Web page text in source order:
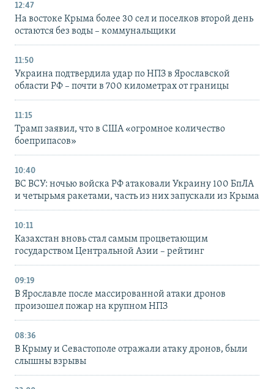
12:47
На востоке Крыма более 30 сел и поселков второй день
остаются без воды – коммунальщики
11:50
Украина подтвердила удар по НПЗ в Ярославской
области РФ – почти в 700 километрах от границы
11:15
Трамп заявил, что в США «огромное количество
боеприпасов»
10:40
ВС ВСУ: ночью войска РФ атаковали Украину 100 БпЛА
и четырьмя ракетами, часть из них запускали из Крыма
10:11
Казахстан вновь стал самым процветающим
государством Центральной Азии – рейтинг
09:19
В Ярославле после массированной атаки дронов
произошел пожар на крупном НПЗ
08:36
В Крыму и Севастополе отражали атаку дронов, были
слышны взрывы